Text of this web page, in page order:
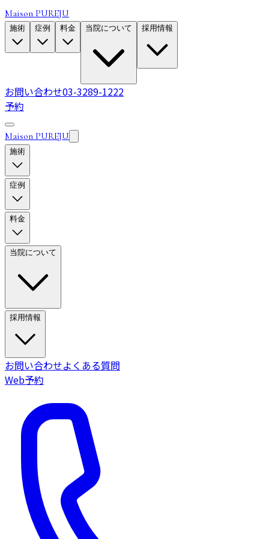
Maison PUREJU
施術 症例 料金 当院について 採用情報
お問い合わせ03-3289-1222
予約
Maison PUREJU
施術
症例
料金
当院について
採用情報
お問い合わせよくある質問
Web予約